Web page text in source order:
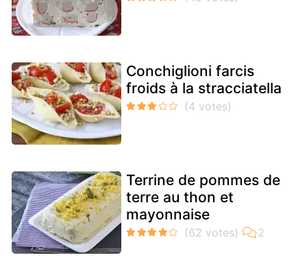
Conchiglioni farcis
froids à la stracciatella
Terrine de pommes de
terre au thon et
mayonnaise